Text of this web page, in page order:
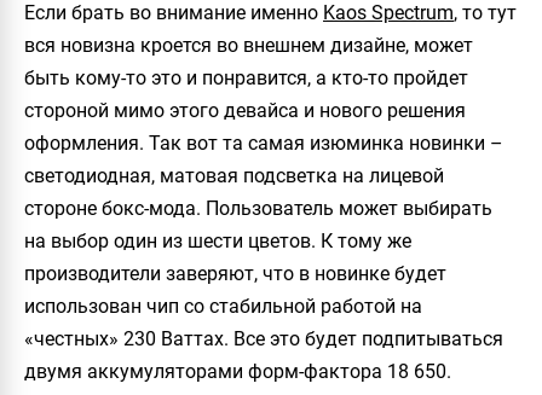
Если брать во внимание именно Kaos Spectrum, то тут
вся новизна кроется во внешнем дизайне, может
быть кому-то это и понравится, а кто-то пройдет
стороной мимо этого девайса и нового решения
оформления. Так вот та самая изюминка новинки –
светодиодная, матовая подсветка на лицевой
стороне бокс-мода. Пользователь может выбирать
на выбор один из шести цветов. К тому же
производители заверяют, что в новинке будет
использован чип со стабильной работой на
«честных» 230 Ваттах. Все это будет подпитываться
двумя аккумуляторами форм-фактора 18 650.